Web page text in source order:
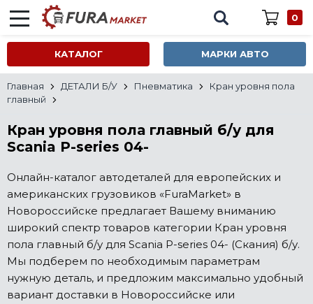
0
КАТАЛОГ МАРКИ АВТО
Главная ДЕТАЛИ Б/У Пневматика
Кран уровня пола
главный
Кран уровня пола главный б/у для
Scania P-series 04-
Онлайн-каталог автодеталей для европейских и
американских грузовиков «FuraMarket» в
Новороссийске предлагает Вашему вниманию
широкий спектр товаров категории Кран уровня
пола главный б/у для Scania P-series 04- (Скания) б/у.
Мы подберем по необходимым параметрам
нужную деталь, и предложим максимально удобный
вариант доставки в Новороссийске или